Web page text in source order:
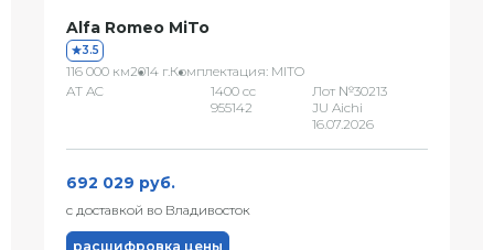
Alfa Romeo MiTo
3.5
116 000 км2014 г.Комплектация: MITO
AT AC
1400 сс
955142
Лот №30213
JU Aichi
16.07.2026
692 029 руб.
с доставкой во Владивосток
расшифровка цены